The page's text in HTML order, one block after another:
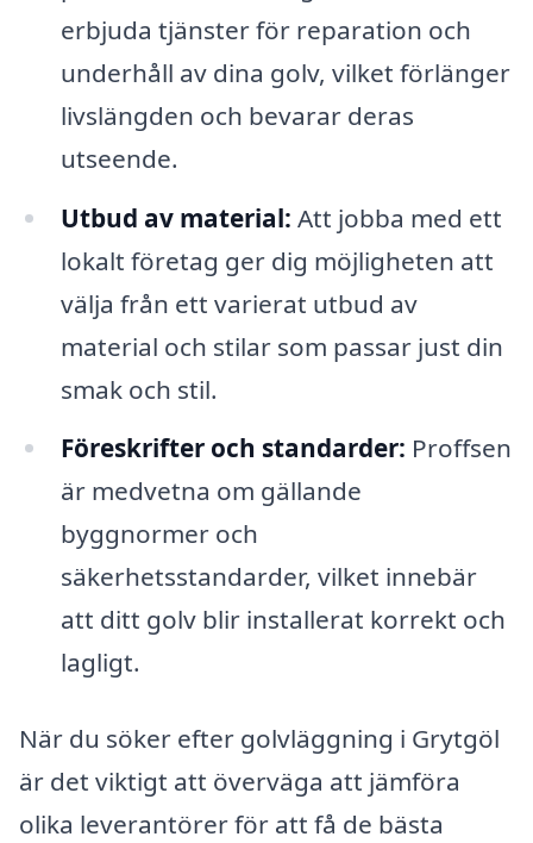
erbjuda tjänster för reparation och
underhåll av dina golv, vilket förlänger
livslängden och bevarar deras
utseende.
Utbud av material: Att jobba med ett
lokalt företag ger dig möjligheten att
välja från ett varierat utbud av
material och stilar som passar just din
smak och stil.
Föreskrifter och standarder: Proffsen
är medvetna om gällande
byggnormer och
säkerhetsstandarder, vilket innebär
att ditt golv blir installerat korrekt och
lagligt.
När du söker efter golvläggning i Grytgöl
är det viktigt att överväga att jämföra
olika leverantörer för att få de bästa